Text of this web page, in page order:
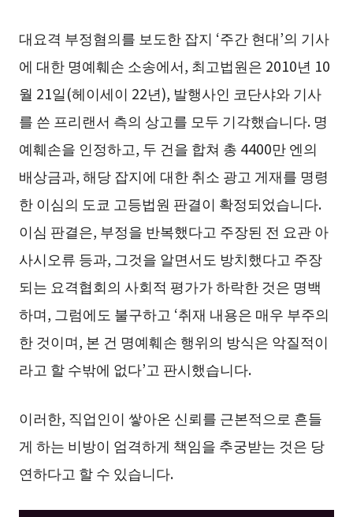
대요격 부정혐의를 보도한 잡지 ‘주간 현대’의 기사
에 대한 명예훼손 소송에서, 최고법원은 2010년 10
월 21일(헤이세이 22년), 발행사인 코단샤와 기사
를 쓴 프리랜서 측의 상고를 모두 기각했습니다. 명
예훼손을 인정하고, 두 건을 합쳐 총 4400만 엔의
배상금과, 해당 잡지에 대한 취소 광고 게재를 명령
한 이심의 도쿄 고등법원 판결이 확정되었습니다.
이심 판결은, 부정을 반복했다고 주장된 전 요관 아
사시오류 등과, 그것을 알면서도 방치했다고 주장
되는 요격협회의 사회적 평가가 하락한 것은 명백
하며, 그럼에도 불구하고 ‘취재 내용은 매우 부주의
한 것이며, 본 건 명예훼손 행위의 방식은 악질적이
라고 할 수밖에 없다’고 판시했습니다.
이러한, 직업인이 쌓아온 신뢰를 근본적으로 흔들
게 하는 비방이 엄격하게 책임을 추궁받는 것은 당
연하다고 할 수 있습니다.